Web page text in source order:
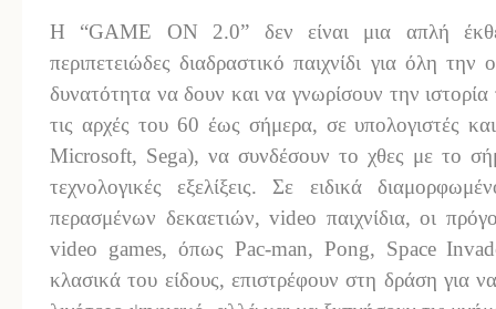
H “GAME ON 2.0” δεν είναι μια απλή
περιπετειώδες διαδραστικό παιχνίδι για όλη την
δυνατότητα να δουν και να γνωρίσουν την
τις αρχές του 60 έως σήμερα, σε υπολογιστές
Microsoft, Sega), να συνδέσουν το χθες με το
τεχνολογικές εξελίξεις. Σε ειδικά
περασμένων δεκαετιών, video παιχνίδια, οι
video games, όπως Pac-man, Pong, Space
κλασικά του είδους, επιστρέφουν στη δράση για